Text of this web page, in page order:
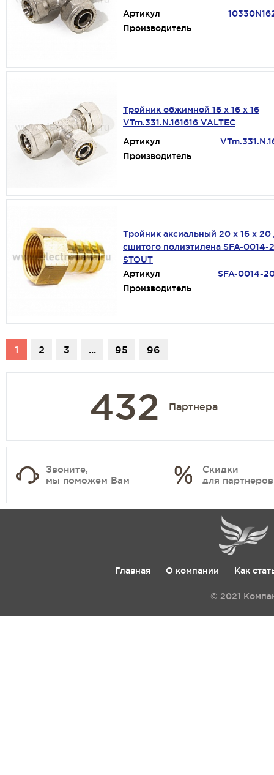
Артикул
Производитель
Тройник обжимной 16 х 16 х 16
VTm.331.N.161616 VALTEC
Артикул
Производитель
Тройник аксиальный 20 x 16 х 20
сшитого полиэтилена SFA-0014-
STOUT
Артикул
SFA-0014-
Производитель
1 2 3 ... 95 96
432 Партнера
Звоните,
мы поможем Вам
Скидки
для партнеров
Главная О компании Как
© 2021